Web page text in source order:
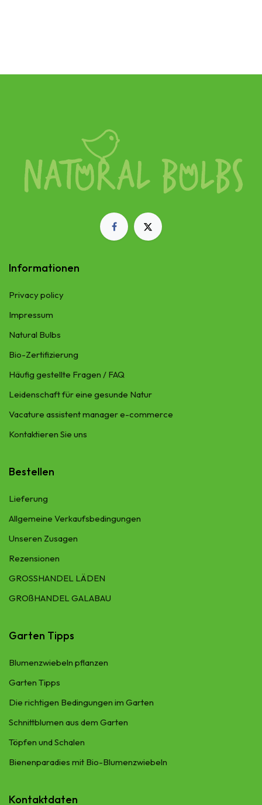
Informationen
Privacy policy
Impressum
Natural Bulbs
Bio-Zertifizierung
Häufig gestellte Fragen / FAQ
Leidenschaft für eine gesunde Natur
Vacature assistent manager e-commerce
Kontaktieren Sie uns
Bestellen
Lieferung​
Allgemeine Verkaufsbedingungen
Unseren Zusagen
Rezensionen
GROSSHANDEL LÄDEN
GROßHANDEL GALABAU
Garten Tipps
Blumenzwiebeln pflanzen
Garten Tipps
Die richtigen Bedingungen im Garten
Schnittblumen aus dem Garten
Töpfen und Schalen
Bienenparadies mit Bio-Blumenzwiebeln
Kontaktdaten